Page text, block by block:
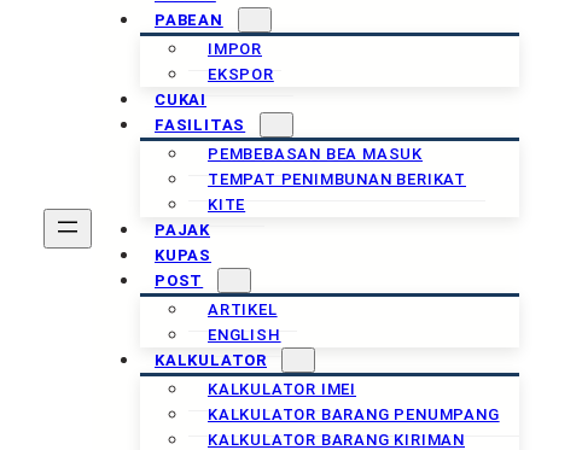
PABEAN
IMPOR
EKSPOR
CUKAI
FASILITAS
PEMBEBASAN BEA MASUK
TEMPAT PENIMBUNAN BERIKAT
KITE
PAJAK
KUPAS
POST
ARTIKEL
ENGLISH
KALKULATOR
KALKULATOR IMEI
KALKULATOR BARANG PENUMPANG
KALKULATOR BARANG KIRIMAN